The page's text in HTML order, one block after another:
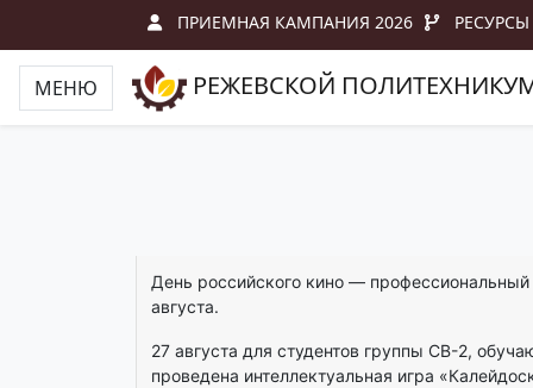
ПРИЕМНАЯ КАМПАНИЯ 2026
МЕНЮ РЕЖЕВСКОЙ
День российского кино —
августа.
27 августа для студентов группы СВ-2,
проведена интеллектуальная игра